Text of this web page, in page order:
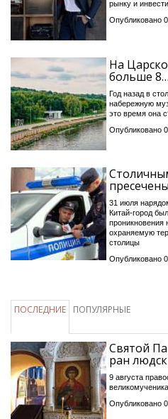
рынку и
Опубликовано
На
больше 8…
Год назад в
набережную
это время она
Опубликовано
31 июля
Китай-город
проникновения
охраняемую
столицы
Опубликовано
ПОСЛЕДНИЕ ПОПУЛЯРНЫЕ
Святой
ран
9 августа
Опубликовано